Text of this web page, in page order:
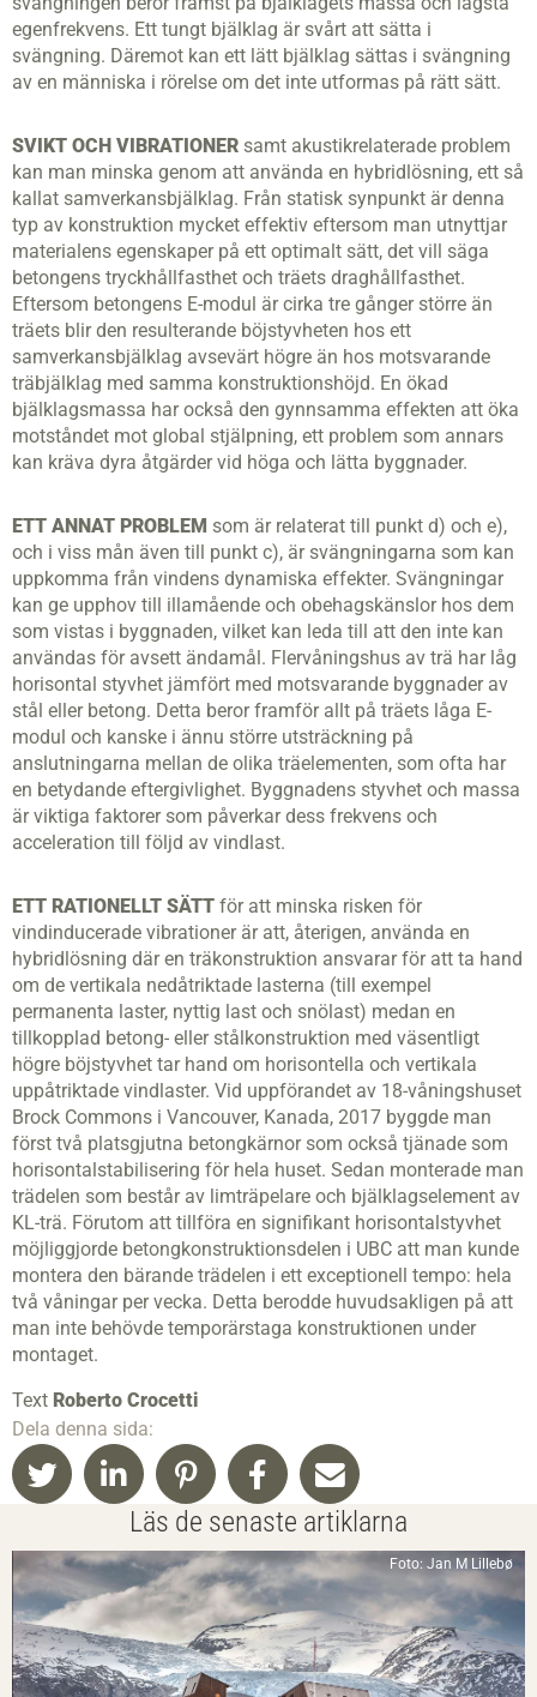
egenfrekvens. Ett tungt bjälklag är svårt att sätta i
svängning. Däremot kan ett lätt bjälklag sättas i svängning
av en människa i rörelse om det inte utformas på rätt sätt.
SVIKT OCH VIBRATIONER samt akustik­relaterade problem
kan man minska genom att använda en hybridlösning, ett så
kallat samverkansbjälklag. Från statisk synpunkt är denna
typ av konstruktion mycket effektiv eftersom man utnyttjar
materialens egenskaper på ett optimalt sätt, det vill säga
betongens tryckhållfasthet och träets draghållfasthet.
Eftersom betongens E-modul är cirka tre gånger större än
träets blir den resulterande böjstyvheten hos ett
samverkansbjälklag avsevärt högre än hos motsvarande
träbjälklag med samma konstruktionshöjd. En ökad
bjälklagsmassa har också den gynnsamma effekten att öka
motståndet mot global stjälpning, ett problem som annars
kan kräva dyra åtgärder vid höga och lätta byggnader.
ETT ANNAT PROBLEM som är relaterat till punkt d) och e),
och i viss mån även till punkt c), är svängningarna som kan
uppkomma från vindens dynamiska effekter. Svängningar
kan ge upphov till illamående och obehagskänslor hos dem
som vistas i byggnaden, vilket kan leda till att den inte kan
användas för avsett ändamål. Flervåningshus av trä har låg
horisontal styvhet jämfört med motsvarande byggnader av
stål eller betong. Detta beror framför allt på träets låga E-
modul och kanske i ännu större utsträckning på
anslutningarna mellan de olika träelementen, som ofta har
en betydande eftergivlighet. Byggnadens styvhet och massa
är viktiga faktorer som påverkar dess frekvens och
acceleration till följd av vindlast.
ETT RATIONELLT SÄTT för att minska risken för
vindinducerade vibrationer är att, åter­igen, använda en
hybridlösning där en träkonstruktion ansvarar för att ta hand
om de vertikala nedåtriktade lasterna (till exempel
permanenta laster, nyttig last och snölast) medan en
tillkopplad betong- eller stål­konstruktion med väsentligt
högre böjstyvhet tar hand om horisontella och vertikala
uppåt­riktade vindlaster. Vid uppförandet av 18-våningshuset
Brock Commons i Vancouver, Kanada, 2017 byggde man
först två platsgjutna betongkärnor som också tjänade som
horisontalstabilisering för hela huset. Sedan monterade man
trädelen som består av limträpelare och bjälklagselement av
KL-trä. Förutom att tillföra en signifikant horisontalstyvhet
möjliggjorde betongkonstruktionsdelen i UBC att man kunde
montera den bärande trädelen i ett exceptionell tempo: hela
två våningar per vecka. Detta berodde huvud­sakligen på att
man inte behövde temporär­staga konstruktionen under
montaget.
Text Roberto Crocetti
Dela denna sida:
Läs de senaste artiklarna
Foto: Jan M Lillebø